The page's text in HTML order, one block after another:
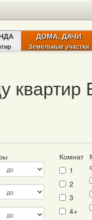
ДОМА, ДАЧИ
Земельные участки
квартир
Комнат
1
2
3
4+